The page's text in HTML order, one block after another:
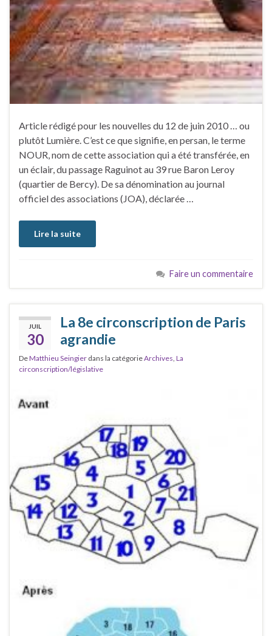
Article rédigé pour les nouvelles du 12 de juin 2010 … ou
plutôt Lumière. C’est ce que signifie, en persan, le terme
NOUR, nom de cette association qui a été transférée, en
un éclair, du passage Raguinot au 39 rue Baron Leroy
(quartier de Bercy). De sa dénomination au journal
officiel des associations (JOA), déclarée …
Lire la suite
Faire un commentaire
JUIL
30
La 8e circonscription de Paris
agrandie
DeMatthieu Seingier dans la catégorieArchives, La
circonscription/législative